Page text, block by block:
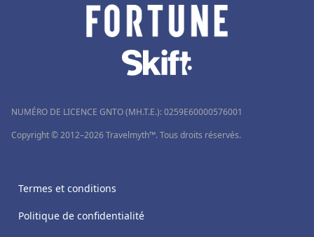
NUMÉRO DE LICENCE GNTO (MH.T.E.): 0259Ε60000576001
Copyright © 2012–2026 Travelmyth™. Tous droits réservés.
Termes et conditions
Politique de confidentialité